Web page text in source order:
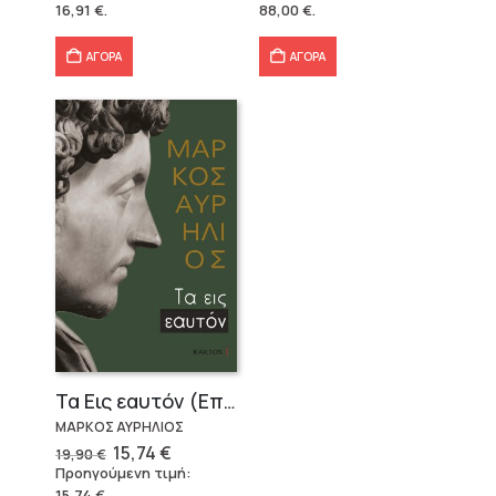
16,91 €.
ΑΓΟΡΑ
88,00€.
ΑΓΟΡΑ
Τα Εις εαυτόν (Επίτομο) – Μάρκος Αυρήλιος
ΜΑΡΚΟΣ ΑΥΡΗΛΙΟΣ
19,90€ Original
price
was:
15,74€Η
τρέχουσα
τιμή
Προηγούμενη τιμή: